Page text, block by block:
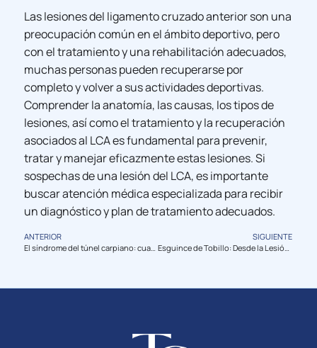
Las lesiones del ligamento cruzado anterior son una
preocupación común en el ámbito deportivo, pero
con el tratamiento y una rehabilitación adecuados,
muchas personas pueden recuperarse por
completo y volver a sus actividades deportivas.
Comprender la anatomía, las causas, los tipos de
lesiones, así como el tratamiento y la recuperación
asociados al LCA es fundamental para prevenir,
tratar y manejar eficazmente estas lesiones. Si
sospechas de una lesión del LCA, es importante
buscar atención médica especializada para recibir
un diagnóstico y plan de tratamiento adecuados.
ANTERIOR
El síndrome del túnel carpiano: cuando tus manos necesitan ayuda
SIGUIENTE